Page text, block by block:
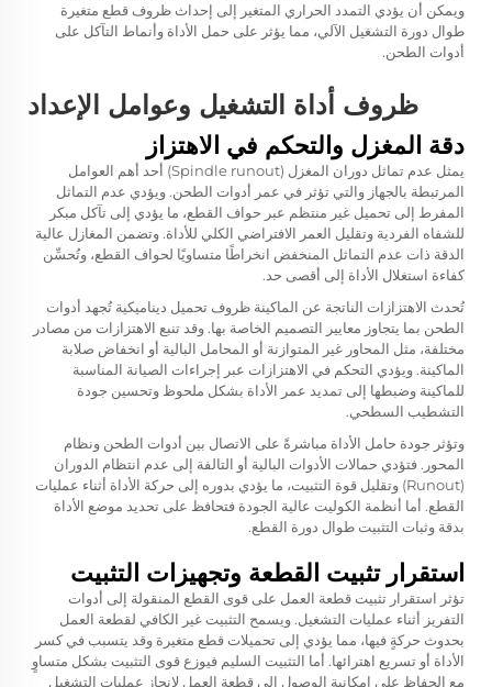
ويمكن أن يؤدي التمدد الحراري المتغير إلى إحداث ظروف قطع متغيرة
طوال دورة التشغيل الآلي، مما يؤثر على حمل الأداة وأنماط التآكل على
أدوات الطحن.
ظروف أداة التشغيل وعوامل الإعداد
دقة المغزل والتحكم في الاهتزاز
يمثل عدم تماثل دوران المغزل (Spindle runout) أحد أهم العوامل
المرتبطة بالجهاز والتي تؤثر في عمر أدوات الطحن. ويؤدي عدم التماثل
المفرط إلى تحميل غير منتظم عبر حواف القطع، ما يؤدي إلى تآكل مبكر
للشفاه الفردية وتقليل العمر الافتراضي الكلي للأداة. وتضمن المغازل عالية
الدقة ذات عدم التماثل المنخفض انخراطًا متساويًا لحواف القطع، وتُحسِّن
كفاءة استغلال الأداة إلى أقصى حد.
تُحدث الاهتزازات الناتجة عن الماكينة ظروف تحميل ديناميكية تُجهد أدوات
الطحن بما يتجاوز معايير التصميم الخاصة بها. وقد تنبع الاهتزازات من مصادر
مختلفة، مثل المحاور غير المتوازنة أو المحامل البالية أو انخفاض صلابة
الماكينة. ويؤدي التحكم في الاهتزازات عبر إجراءات الصيانة المناسبة
للماكينة وضبطها إلى تمديد عمر الأداة بشكل ملحوظ وتحسين جودة
التشطيب السطحي.
وتؤثر جودة حامل الأداة مباشرةً على الاتصال بين أدوات الطحن ونظام
المحور. فتؤدي حمالات الأدوات البالية أو التالفة إلى عدم انتظام الدوران
(Runout) وتقليل قوة التثبيت، ما يؤدي بدوره إلى حركة الأداة أثناء عمليات
القطع. أما أنظمة الكوليت عالية الجودة فتحافظ على تحديد موضع الأداة
بدقة وثبات التثبيت طوال دورة القطع.
استقرار تثبيت القطعة وتجهيزات التثبيت
تؤثر استقرار تثبيت قطعة العمل على قوى القطع المنقولة إلى أدوات
التفريز أثناء عمليات التشغيل. ويسمح التثبيت غير الكافي لقطعة العمل
بحدوث حركةٍ فيها، مما يؤدي إلى تحميلات قطع متغيرة وقد يتسبب في كسر
الأداة أو تسريع اهترائها. أما التثبيت السليم فيوزع قوى التثبيت بشكل متساوٍ
مع الحفاظ على إمكانية الوصول إلى قطعة العمل لإنجاز عمليات التشغيل